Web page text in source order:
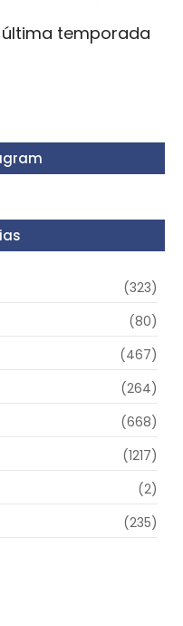
última temporada
(323)
(80)
(467)
(264)
(668)
(1217)
(2)
(235)